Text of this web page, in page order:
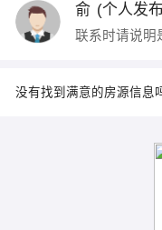
俞 (个人发
联系时请说明
没有找到满意的房源信息